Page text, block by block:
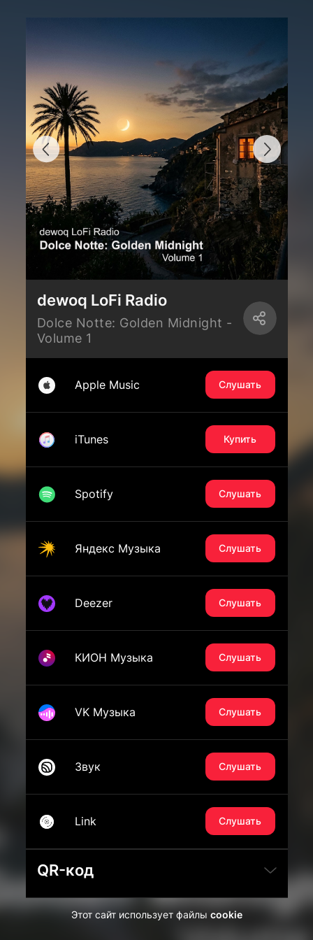
dewoq LoFi Radio
Dolce Notte: Golden Midnight -
Volume 1
Apple Music Слушать
iTunes Купить
Spotify Слушать
Яндекс Музыка Слушать
Deezer Слушать
КИОН Музыка Слушать
VK Музыка Слушать
Звук Слушать
Link Слушать
QR-код
Этот сайт использует файлы cookie